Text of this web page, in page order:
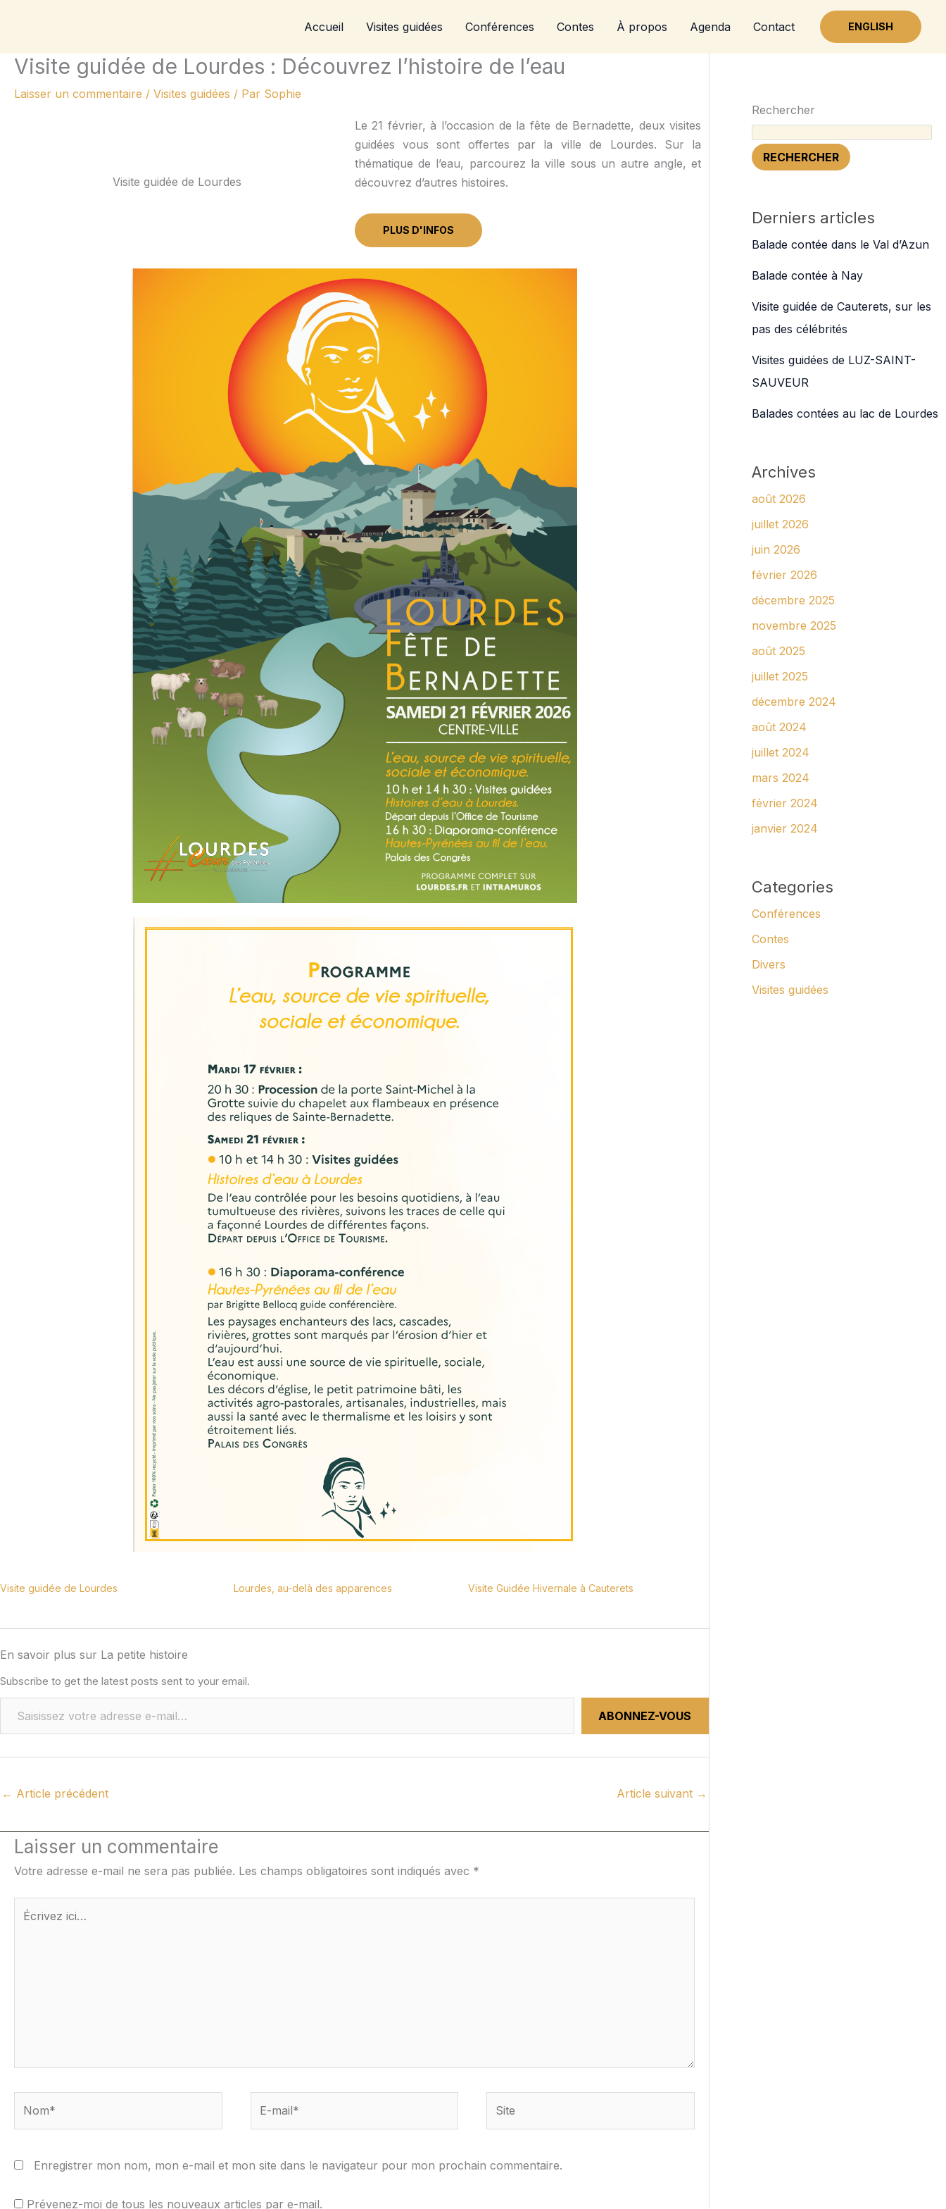
Accueil Visites guidées Conférences Contes À propos Agenda Contact ENGLISH
Visite guidée de Lourdes : Découvrez l’histoire de l’eau
Laisser un commentaire / Visites guidées / Par Sophie
Visite guidée de Lourdes
Le 21 février, à l’occasion de la fête de Bernadette, deux visites
guidées vous sont offertes par la ville de Lourdes. Sur la
thématique de l’eau, parcourez la ville sous un autre angle, et
découvrez d’autres histoires.
PLUS D'INFOS
Visite guidée de Lourdes Lourdes, au-delà des apparences Visite Guidée Hivernale à Cauterets
En savoir plus sur La petite histoire
Subscribe to get the latest posts sent to your email.
ABONNEZ-VOUS
← Article précédent Article suivant →
Laisser un commentaire
Votre adresse e-mail ne sera pas publiée. Les champs obligatoires sont indiqués avec *
Écrivez
Enregistrer mon nom, mon e-mail et mon site dans le navigateur pour mon prochain commentaire.
Prévenez-moi de tous les nouveaux articles par e-mail.
Rechercher
RECHERCHER
Derniers articles
Balade contée dans le Val d’Azun
Balade contée à Nay
Visite guidée de Cauterets, sur les
pas des célébrités
Visites guidées de LUZ-SAINT-
SAUVEUR
Balades contées au lac de Lourdes
Archives
août 2026
juillet 2026
juin 2026
février 2026
décembre 2025
novembre 2025
août 2025
juillet 2025
décembre 2024
août 2024
juillet 2024
mars 2024
février 2024
janvier 2024
Categories
Conférences
Contes
Divers
Visites guidées